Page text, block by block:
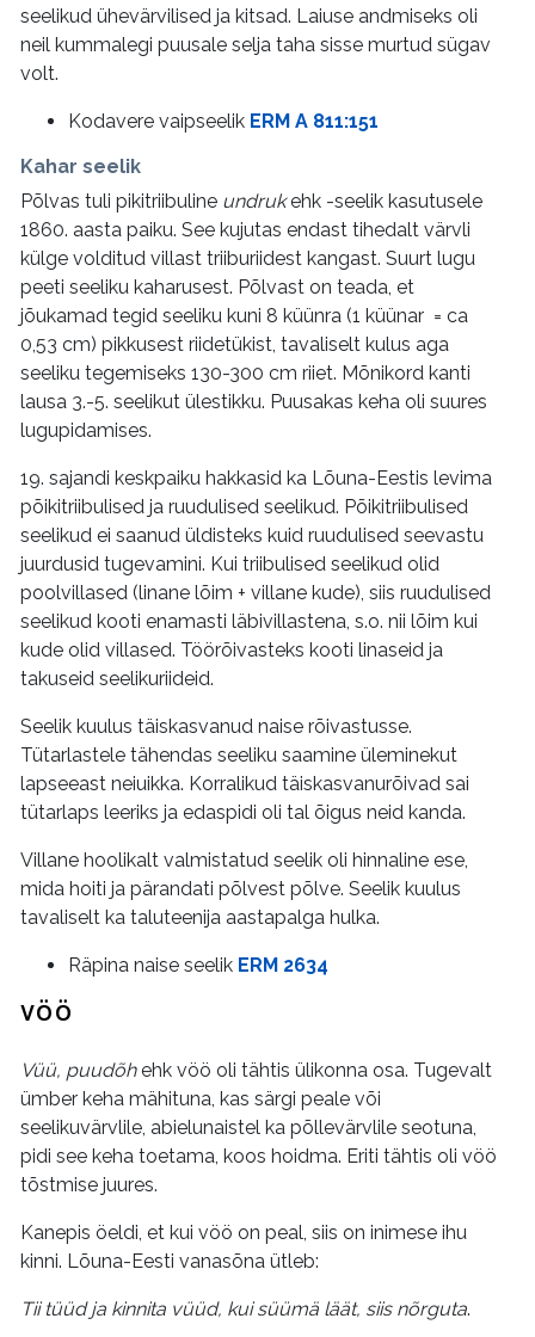
seelikud ühevärvilised ja kitsad. Laiuse andmiseks oli
neil kummalegi puusale selja taha sisse murtud sügav
volt.
Kodavere vaipseelik ERM A 811:151
Kahar seelik
Põlvas tuli pikitriibuline undrukehk -seelik kasutusele
1860. aasta paiku. See kujutas endast tihedalt värvli
külge volditud villast triiburiidest kangast. Suurt lugu
peeti seeliku kaharusest. Põlvast on teada, et
jõukamad tegid seeliku kuni 8 küünra (1 küünar = ca
0,53 cm) pikkusest riidetükist, tavaliselt kulus aga
seeliku tegemiseks 130-300 cm riiet. Mõnikord kanti
lausa 3.-5. seelikut ülestikku. Puusakas keha oli suures
lugupidamises.
19. sajandi keskpaiku hakkasid ka Lõuna-Eestis levima
põikitriibulised ja ruudulised seelikud. Põikitriibulised
seelikud ei saanud üldisteks kuid ruudulised seevastu
juurdusid tugevamini. Kui triibulised seelikud olid
poolvillased (linane lõim + villane kude), siis ruudulised
seelikud kooti enamasti läbivillastena, s.o. nii lõim kui
kude olid villased. Töörõivasteks kooti linaseid ja
takuseid seelikuriideid.
Seelik kuulus täiskasvanud naise rõivastusse.
Tütarlastele tähendas seeliku saamine üleminekut
lapseeast neiuikka. Korralikud täiskasvanurõivad sai
tütarlaps leeriks ja edaspidi oli tal õigus neid kanda.
Villane hoolikalt valmistatud seelik oli hinnaline ese,
mida hoiti ja pärandati põlvest põlve. Seelik kuulus
tavaliselt ka taluteenija aastapalga hulka.
Räpina naise seelik ERM 2634
VÖÖ
Vüü, puudõhehk vöö oli tähtis ülikonna osa. Tugevalt
ümber keha mähituna, kas särgi peale või
seelikuvärvlile, abielunaistel ka põllevärvlile seotuna,
pidi see keha toetama, koos hoidma. Eriti tähtis oli vöö
tõstmise juures.
Kanepis öeldi, et kui vöö on peal, siis on inimese ihu
kinni. Lõuna-Eesti vanasõna ütleb:
Tii tüüd ja kinnita vüüd, kui süümä läät, siis nõrguta.